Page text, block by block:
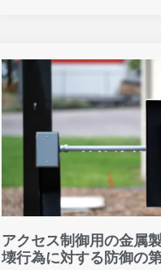
アクセス制御用の金属
壊行為に対する防御の